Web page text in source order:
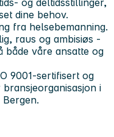
og deltidsstillinger,
dine behov.
fra helsebemanning.
raus og ambisiøs -
både våre ansatte og
9001-sertifisert og
i